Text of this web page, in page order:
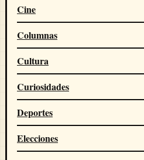
Cine
Columnas
Cultura
Curiosidades
Deportes
Elecciones